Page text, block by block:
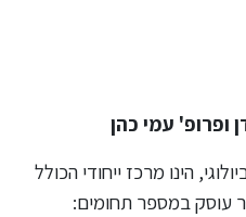
ופרופ' עמי כהן
הינו מרכז ייחודי הכולל
עוסק במספר תחומים: